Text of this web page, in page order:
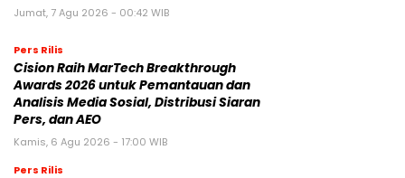
Jumat, 7 Agu 2026 - 00:42 WIB
Pers Rilis
Cision Raih MarTech Breakthrough
Awards 2026 untuk Pemantauan dan
Analisis Media Sosial, Distribusi Siaran
Pers, dan AEO
Kamis, 6 Agu 2026 - 17:00 WIB
Pers Rilis